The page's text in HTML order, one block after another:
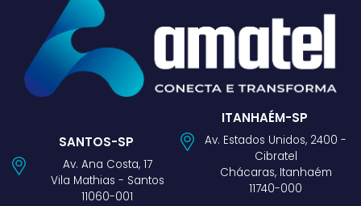
SANTOS-SP
Av. Ana Costa, 17
Vila Mathias - Santos
11060-001
ITANHAÉM-SP
Av. Estados Unidos, 2400 -
Cibratel
Chácaras, Itanhaém
11740-000